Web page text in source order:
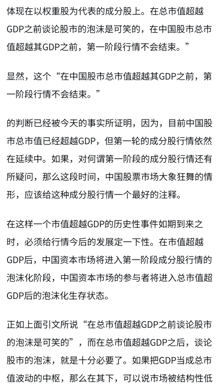
体现在以权重股为代表的成分股上。在总市值超越
GDP之前谈论股市的泡沫是可笑的，在中国股市总市
值超越其GDP之前，第一阶段行情不会结束。”
显然，这个“在中国股市总市值超越其GDP之前，第
一阶段行情不会结束。”
的判断已经被今天的事实所证明，因为，目前中国股
市总市值已经超越GDP，但第一轮的成分股行情依然
在延续中。如果，对何谓第一阶段的成分股行情还有
所疑问，那么这段时间，中国股票市场大象狂舞的情
形，应该给这种成分股行情一个最好的注释。
在这样一个市值超越GDP的历史性事件如期到来之
时，必须给行情今后的发展定一下性。在市值超越
GDP后，中国资本市场将进入第一阶段成分股行情的
泡沫化阶段，中国资本市场的参与者将进入总市值超
GDP后的泡沫化生存状态。
正如上面引文所说“在总市值超越GDP之前谈论股市
的泡沫是可笑的”，而在总市值超越GDP之后，谈论
股市的泡沫，就是十分必要了。如果把GDP当成总市
值波动的中枢，那么在其下，可以说市场被结构性低